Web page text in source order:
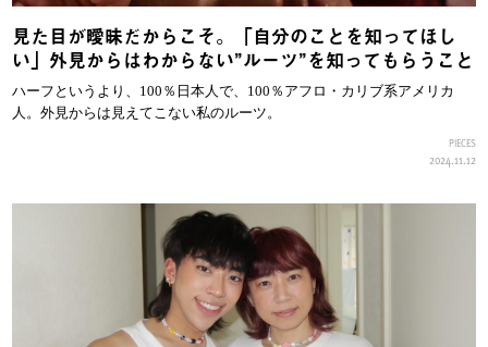
見た目が曖昧だからこそ。「自分のことを知ってほし
い」外見からはわからない”ルーツ”を知ってもらうこと
ハーフというより、100％日本人で、100％アフロ・カリブ系アメリカ
人。外見からは見えてこない私のルーツ。
PIECES
2024.11.12